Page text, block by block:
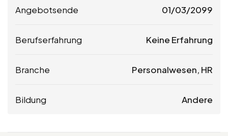
Angebotsende 01/03/2099
Berufserfahrung Keine Erfahrung
Branche Personalwesen, HR
Bildung Andere